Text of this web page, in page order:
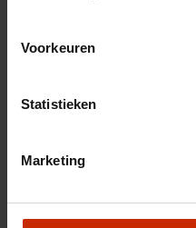
Voorkeuren
Statistieken
Marketing